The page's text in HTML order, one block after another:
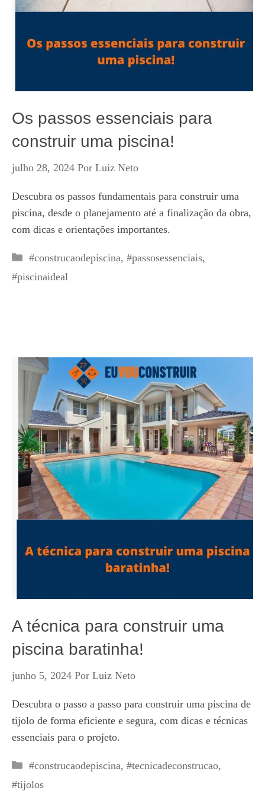
Os passos essenciais para
construir uma piscina!
julho 28, 2024 Por Luiz Neto
Descubra os passos fundamentais para construir uma
piscina, desde o planejamento até a finalização da obra,
com dicas e orientações importantes.
Categorias
#construcaodepiscina, #passosessenciais,
#piscinaideal
A técnica para construir uma
piscina baratinha!
junho 5, 2024 Por Luiz Neto
Descubra o passo a passo para construir uma piscina de
tijolo de forma eficiente e segura, com dicas e técnicas
essenciais para o projeto.
Categorias
#construcaodepiscina, #tecnicadeconstrucao,
#tijolos